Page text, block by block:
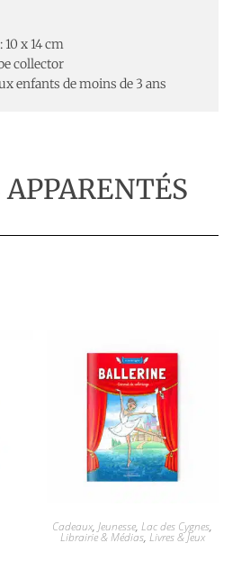
x 14 cm
collector
enfants de moins de 3 ans
Cadeaux,Jeunesse,Lac des Cygnes,
Librairie & Médias, Livres & Jeux